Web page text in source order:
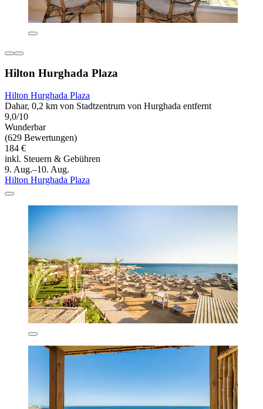
Hilton Hurghada Plaza
Hilton Hurghada Plaza
Dahar, 0,2 km von Stadtzentrum von Hurghada entfernt
9,0/10
Wunderbar
(629 Bewertungen)
184 €
inkl. Steuern & Gebühren
9. Aug.–10. Aug.
Hilton Hurghada Plaza